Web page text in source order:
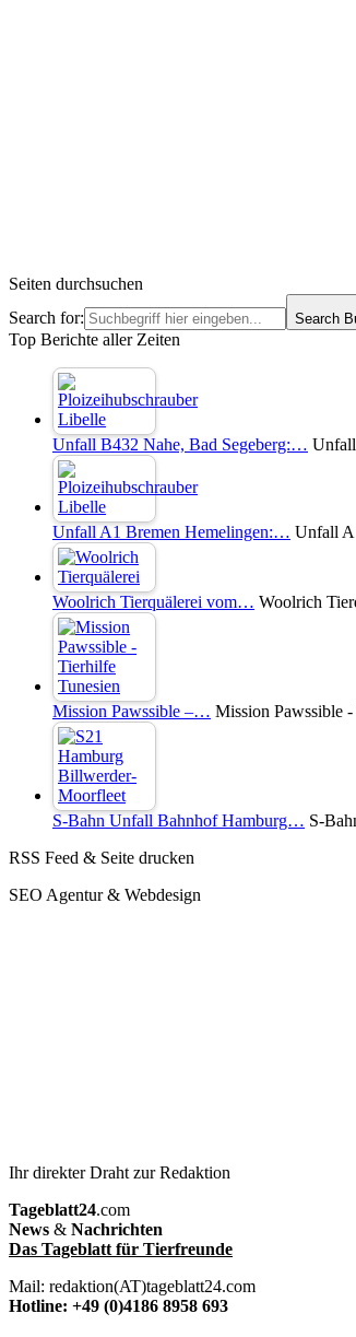
Seiten durchsuchen
Search for:
Search
Top Berichte aller Zeiten
Unfall B432 Nahe, Bad Segeberg:…
Unfall A1 Bremen Hemelingen:… Unfall
Woolrich Tierquälerei vom… Woolrich
Mission Pawssible –… Mission Pawssible
S-Bahn Unfall Bahnhof Hamburg… S-
RSS Feed & Seite drucken
SEO Agentur & Webdesign
Ihr direkter Draht zur Redaktion
Tageblatt24.com
News & Nachrichten
Das Tageblatt für Tierfreunde
Mail: redaktion(AT)tageblatt24.com
Hotline: +49 (0)4186 8958 693